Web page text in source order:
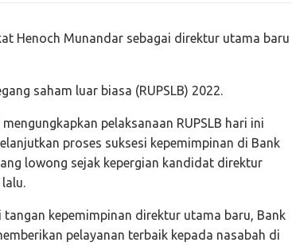
Henoch Munandar sebagai direktur utama baru
saham luar biasa (RUPSLB) 2022.
pelaksanaan RUPSLB hari ini
proses suksesi kepemimpinan di Bank
lowong sejak kepergian kandidat direktur
kepemimpinan direktur utama baru, Bank
pelayanan terbaik kepada nasabah di